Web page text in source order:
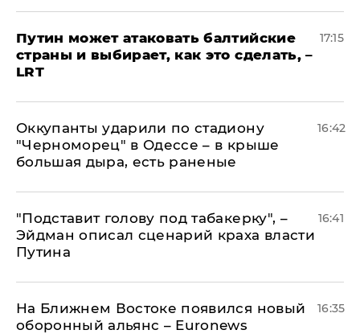
Путин может атаковать балтийские
страны и выбирает, как это сделать, –
LRT
17:15
Оккупанты ударили по стадиону
"Черноморец" в Одессе – в крыше
большая дыра, есть раненые
16:42
​"Подставит голову под табакерку", –
Эйдман описал сценарий краха власти
Путина
16:41
На Ближнем Востоке появился новый
оборонный альянс – Euronews
16:35